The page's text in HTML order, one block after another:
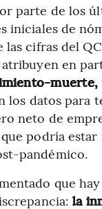
parte de los
iniciales de
las cifras del
en
muerte,
los datos para
neto de
podría estar
pandémico.
que
la